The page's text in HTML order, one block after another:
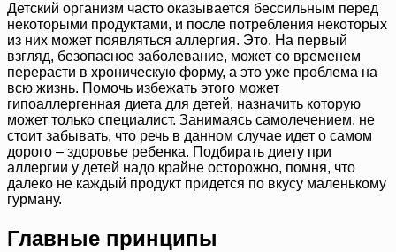
Детский организм часто оказывается бессильным перед
некоторыми продуктами, и после потребления некоторых
из них может появляться аллергия. Это. На первый
взгляд, безопасное заболевание, может со временем
перерасти в хроническую форму, а это уже проблема на
всю жизнь. Помочь избежать этого может
гипоаллергенная диета для детей, назначить которую
может только специалист. Занимаясь самолечением, не
стоит забывать, что речь в данном случае идет о самом
дорого – здоровье ребенка. Подбирать диету при
аллергии у детей надо крайне осторожно, помня, что
далеко не каждый продукт придется по вкусу маленькому
гурману.
Главные принципы